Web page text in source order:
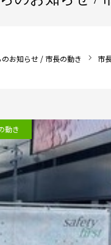
お知らせ / 市長の動き 市
動き